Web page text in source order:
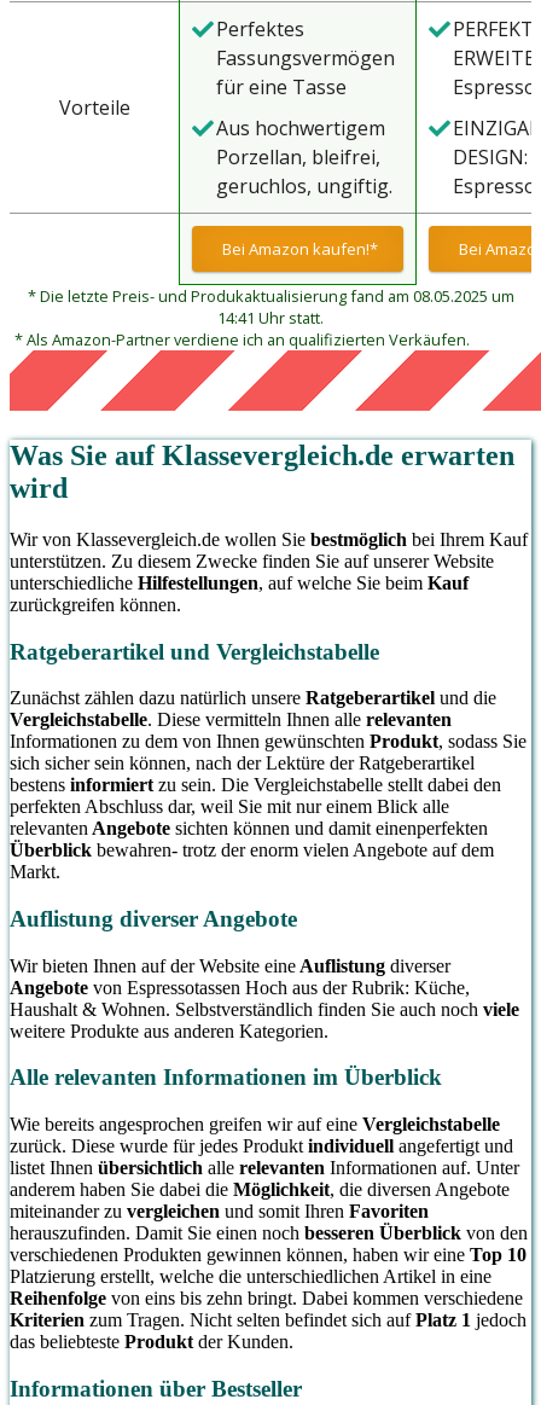
Vorteile
Perfektes
Fassungsvermögen
für eine Tasse
Espresso. Jeder
Espresso-
Shotbecher fasst 80
ml. Funktioniert
hervorragend mit
einer
Espressomaschine,
die 45 ml Espresso-
Flüssigkeit herstellt.
Aus hochwertigem
Porzellan, bleifrei,
geruchlos, ungiftig.
Langlebig,
spülmaschinen-,
mikrowellen-, ofen-
und gefriergeeignet.
PERFEKT
der Serie
Beach
weiteren
Serie
und
Sie Ihr
DESIGN:
Serie
der
Ästhetik
feinen
der
jede
Unikat!
Bei Amazon kaufen!* Bei
* Die letzte Preis- und Produkaktualisierung fand am 08.05.2025 um
14:41 Uhr statt.
* Als Amazon-Partner verdiene ich an qualifizierten Verkäufen.
Was Sie aufKlassevergleich.de erwarten
wird
Wir von Klassevergleich.de wollen Sie bestmöglich bei Ihrem Kauf
unterstützen. Zu diesem Zwecke finden Sie auf unserer Website
unterschiedliche Hilfestellungen, auf welche Sie beim Kauf
zurückgreifen können.
Ratgeberartikel und Vergleichstabelle
Zunächst zählen dazu natürlich unsere Ratgeberartikel und die
Vergleichstabelle. Diese vermitteln Ihnen alle relevanten
Informationen zu dem von Ihnen gewünschten Produkt, sodass Sie
sich sicher sein können, nach der Lektüre der Ratgeberartikel
bestens informiert zu sein. Die Vergleichstabelle stellt dabei den
perfekten Abschluss dar, weil Sie mit nur einem Blick alle
relevanten Angebote sichten können und damit einenperfekten
Überblick bewahren- trotz der enorm vielen Angebote auf dem
Markt.
Auflistung diverser Angebote
Wir bieten Ihnen auf der Website eine Auflistung diverser
Angebote von Espressotassen Hoch aus der Rubrik: Küche,
Haushalt & Wohnen. Selbstverständlich finden Sie auch noch viele
weitere Produkte aus anderen Kategorien.
Alle relevanten Informationen im Überblick
Wie bereits angesprochen greifen wir auf eine Vergleichstabelle
zurück. Diese wurde für jedes Produkt individuell angefertigt und
listet Ihnen übersichtlich alle relevanten Informationen auf. Unter
anderem haben Sie dabei die Möglichkeit, die diversen Angebote
miteinander zu vergleichen und somit Ihren Favoriten
herauszufinden. Damit Sie einen noch besseren Überblick von den
verschiedenen Produkten gewinnen können, haben wir eine Top 10
Platzierung erstellt, welche die unterschiedlichen Artikel in eine
Reihenfolge von eins bis zehn bringt. Dabei kommen verschiedene
Kriterien zum Tragen. Nicht selten befindet sich aufPlatz 1 jedoch
das beliebteste Produkt der Kunden.
Informationen über Bestseller